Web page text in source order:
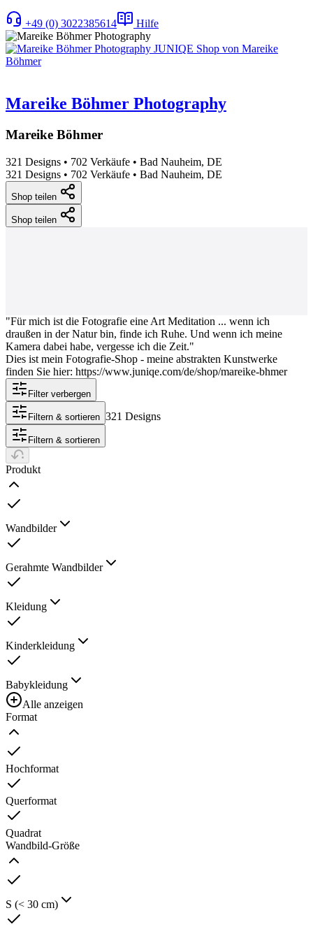
+49 (0) 3022385614 Hilfe
Mareike Böhmer Photography
Mareike Böhmer
321 Designs • 702 Verkäufe • Bad Nauheim, DE
321 Designs • 702 Verkäufe • Bad Nauheim, DE
Shop teilen
Shop teilen
"Für mich ist die Fotografie eine Art Meditation ... wenn ich
draußen in der Natur bin, finde ich Ruhe. Und wenn ich meine
Kamera dabei habe, vergesse ich die Zeit."
Dies ist mein Fotografie-Shop - meine abstrakten Kunstwerke
finden Sie hier: https://www.juniqe.com/de/shop/mareike-bhmer
Filter verbergen
Filtern & sortieren 321 Designs
Filtern & sortieren
Produkt
Wandbilder
Gerahmte Wandbilder
Kleidung
Kinderkleidung
Babykleidung
Alle anzeigen
Format
Hochformat
Querformat
Quadrat
Wandbild-Größe
S (< 30 cm)